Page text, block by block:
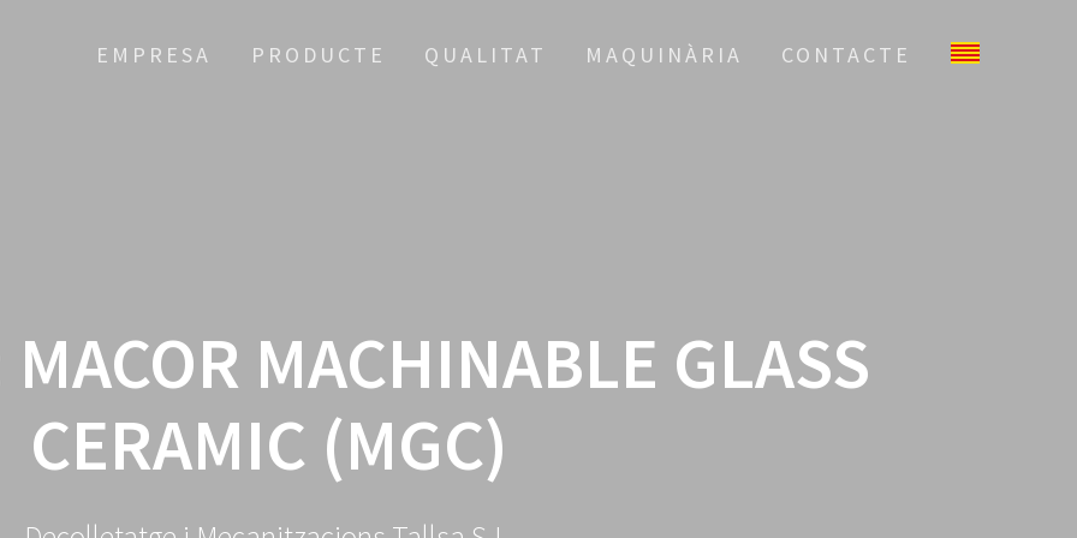
EMPRESA PRODUCTE QUALITAT MAQUINÀRIA CONTACTE
MACHINABLE GLASS
CERAMIC (MGC)